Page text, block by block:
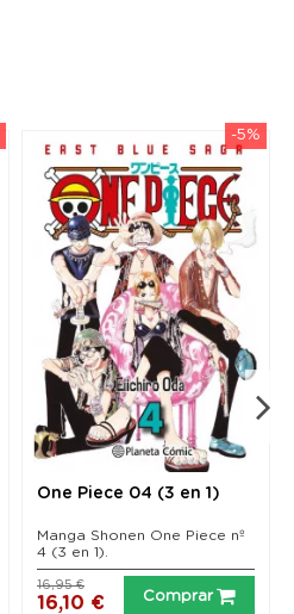
-5%
One Piece 04 (3 en 1)
Manga Shonen One Piece nº
4 (3 en 1).
16,10 €
16,95 €
Comprar